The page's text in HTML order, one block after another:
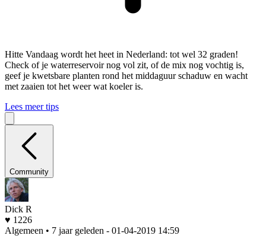
Hitte Vandaag wordt het heet in Nederland: tot wel 32 graden!
Check of je waterreservoir nog vol zit, of de mix nog vochtig is,
geef je kwetsbare planten rond het middaguur schaduw en wacht
met zaaien tot het weer wat koeler is.
Lees meer tips
Community
Dick R
♥ 1226
Algemeen • 7 jaar geleden - 01-04-2019 14:59